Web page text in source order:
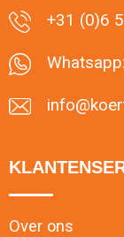
+31 (0)6
Over ons